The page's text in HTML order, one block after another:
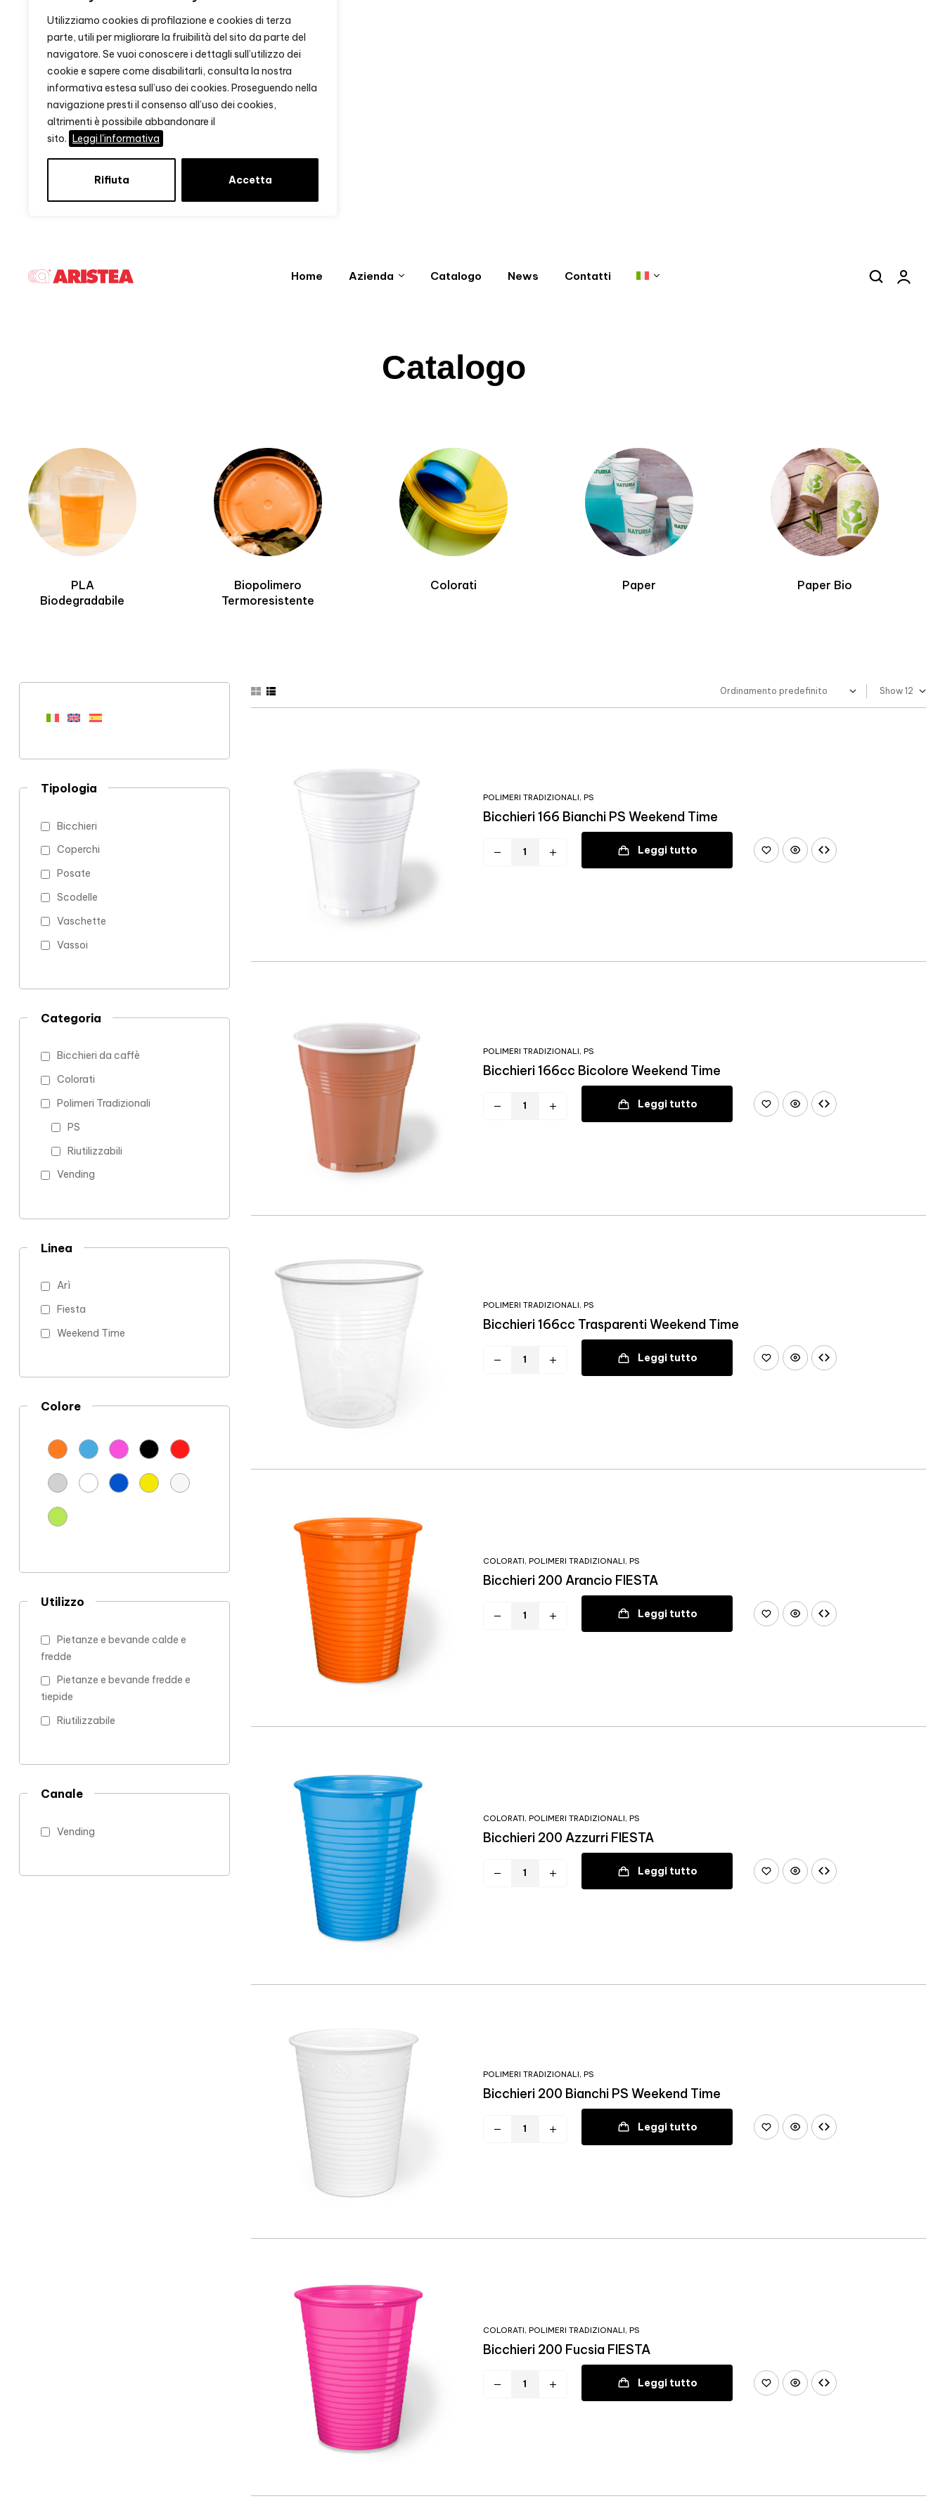
Utilizziamo cookies di profilazione e cookies di terza
parte, utili per migliorare la fruibilità del sito da parte del
navigatore. Se vuoi conoscere i dettagli sull’utilizzo dei
cookie e sapere come disabilitarli, consulta la nostra
informativa estesa sull’uso dei cookies. Proseguendo nella
navigazione presti il consenso all’uso dei cookies,
altrimenti è possibile abbandonare il
sito. Leggi l'informativa
Rifiuta Accetta
Home Azienda Catalogo News Contatti
Catalogo
PLA
Biodegradabile
Biopolimero
Termoresistente
Colorati Paper Paper Bio
Show
POLIMERI TRADIZIONALI, PS
Bicchieri 166 Bianchi PS Weekend Time
Leggi tutto
POLIMERI TRADIZIONALI, PS
Bicchieri 166cc Bicolore Weekend Time
Leggi tutto
POLIMERI TRADIZIONALI, PS
Bicchieri 166cc Trasparenti Weekend Time
Leggi tutto
COLORATI, POLIMERI TRADIZIONALI, PS
Bicchieri 200 Arancio FIESTA
Leggi tutto
COLORATI, POLIMERI TRADIZIONALI, PS
Bicchieri 200 Azzurri FIESTA
Leggi tutto
POLIMERI TRADIZIONALI, PS
Bicchieri 200 Bianchi PS Weekend Time
Leggi tutto
COLORATI, POLIMERI TRADIZIONALI, PS
Bicchieri 200 Fucsia FIESTA
Leggi tutto
Tipologia
Bicchieri
Coperchi
Posate
Scodelle
Vaschette
Vassoi
Categoria
Bicchieri da caffè
Colorati
Polimeri Tradizionali
PS
Riutilizzabili
Vending
Linea
Arì
Fiesta
Weekend Time
Colore
Utilizzo
Pietanze e bevande calde e
fredde
Pietanze e bevande fredde e
tiepide
Riutilizzabile
Canale
Vending